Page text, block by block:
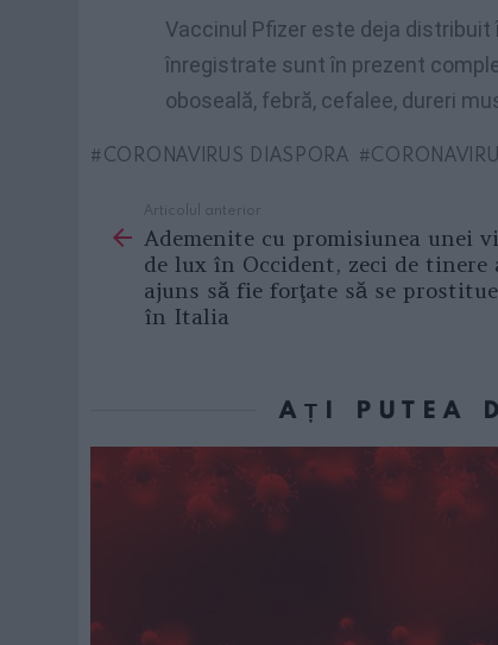
Vaccinul Pfizer este deja
înregistrate sunt în prezent
oboseală, febră, cefalee, dureri
CORONAVIRUS DIASPORA
more
Articolul anterior
Ademenite cu promisiunea unei
de lux în Occident, zeci de tinere
ajuns să fie forţate să se
în Italia
AȚI PUTEA